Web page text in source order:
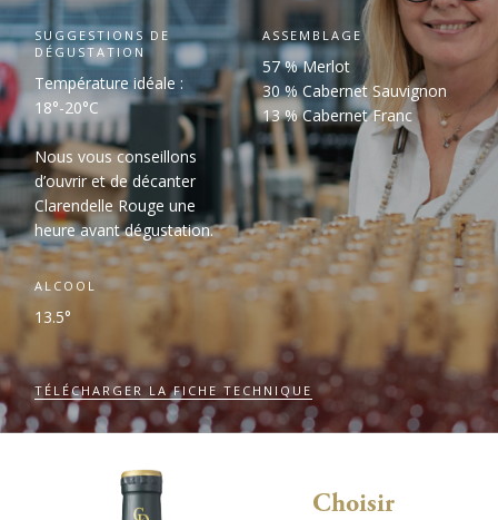
SUGGESTIONS DE
DÉGUSTATION
Température idéale :
18°-20°C
Nous vous conseillons
d’ouvrir et de décanter
Clarendelle Rouge une
heure avant dégustation.
ASSEMBLAGE
57 % Merlot
30 % Cabernet Sauvignon
13 % Cabernet Franc
ALCOOL
13.5°
TÉLÉCHARGER LA FICHE TECHNIQUE
Choisir